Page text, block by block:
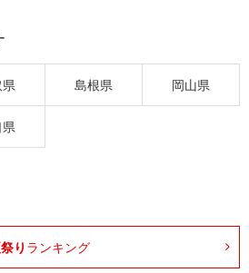
島根県 岡山県
り ランキング